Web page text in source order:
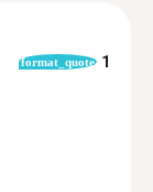
format_quote 1